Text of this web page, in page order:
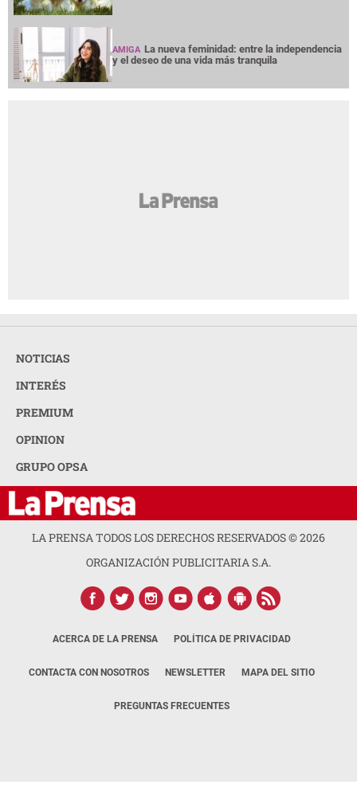
AMIGA La nueva feminidad: entre la independencia
y el deseo de una vida más tranquila
NOTICIAS
INTERÉS
PREMIUM
OPINION
GRUPO OPSA
LA PRENSA TODOS LOS DERECHOS RESERVADOS ©2026
ORGANIZACIÓN PUBLICITARIA S.A.
ACERCA DE LA PRENSA POLÍTICA DE PRIVACIDAD
CONTACTA CON NOSOTROS NEWSLETTER MAPA DEL SITIO
PREGUNTAS FRECUENTES